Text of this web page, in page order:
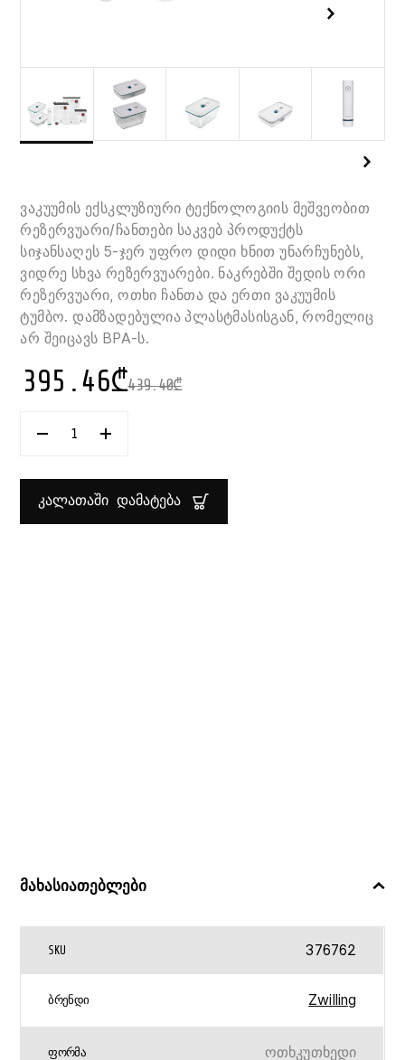
ვაკუუმის ექსკლუზიური ტექნოლოგიის მეშვეობით
რეზერვუარი/ჩანთები საკვებ პროდუქტს
სიჯანსაღეს 5-ჯერ უფრო დიდი ხნით უნარჩუნებს,
ვიდრე სხვა რეზერვუარები. ნაკრებში შედის ორი
რეზერვუარი, ოთხი ჩანთა და ერთი ვაკუუმის
ტუმბო. დამზადებულია პლასტმასისგან, რომელიც
არ შეიცავს BPA-ს.
439.40₾
395.46₾
ᲠᲐᲝᲓᲔᲜᲝᲑᲐ:
ᲓᲐ
ᲕᲐᲙᲣᲣᲛ
ᲚᲣᲠᲯᲘ
ᲙᲐᲚᲐᲗᲐᲨᲘ ᲓᲐᲛᲐᲢᲔᲑᲐ
მახასიათებლები
SKU 376762
ᲑᲠᲔᲜᲓᲘ Zwilling
ᲤᲝᲠᲛᲐ ოთხკუთხედი